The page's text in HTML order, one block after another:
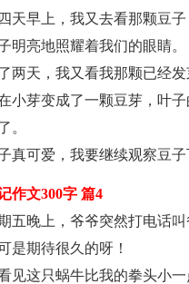
天早上，我又去看那颗豆
明亮地照耀着我们的眼睛。
两天，我又看我那颗已经
小芽变成了一颗豆芽，叶
。
真可爱，我要继续观察豆
作文300字 篇4
五晚上，爷爷突然打电话
是期待很久的呀！
见这只蜗牛比我的拳头小